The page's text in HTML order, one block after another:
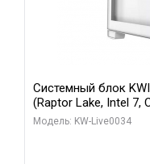
Системный блок
(Raptor Lake, Intel 7,
модуля)/ MSI
Модель: KW-Live0034